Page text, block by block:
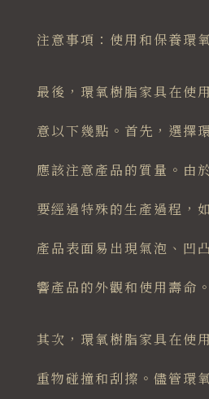
注意事項：使用和保養環
最後，環氧樹脂家具在使
意以下幾點。首先，選擇
應該注意產品的質量。由
要經過特殊的生產過程，
產品表面易出現氣泡、凹
響產品的外觀和使用壽命。
其次，環氧樹脂家具在使
重物碰撞和刮擦。儘管環